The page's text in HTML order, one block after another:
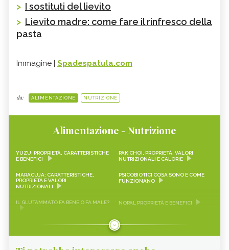
> I sostituti del lievito
> Lievito madre: come fare il rinfresco della
pasta
Immagine | Spadespatula.com
da: ALIMENTAZIONE NUTRIZIONE
Alimentazione - Nutrizione
YUZU: PROPRIETÀ, CARATTERISTICHE
E BENEFICI
PAK CHOI, PROPRIETÀ, VALORI
NUTRIZIONALI E CALORIE
MARACUJA: CARATTERISTICHE,
PROPRIETÀ E VALORI
NUTRIZIONALI
PSICOBIOTICI COSA SONO E COME
FUNZIONANO
IL GLUTAMMATO FA BENE O FA MALE? NOPAL PROPRIETÀ E BENEFICI
FRAGOLINE DI BOSCO
RICETTE
CRAUTI, PROPRIETÀ, VALORI
NUTRIZIONALI E RICETTE